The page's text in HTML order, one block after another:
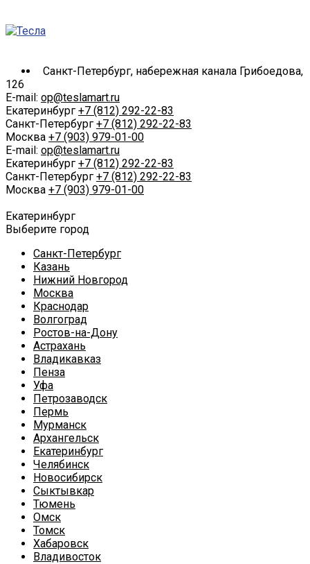
Санкт-Петербург, набережная канала Грибоедова,
126
E-mail: op@teslamart.ru
Екатеринбург +7 (812) 292-22-83
Санкт-Петербург +7 (812) 292-22-83
Москва +7 (903) 979-01-00
E-mail: op@teslamart.ru
Екатеринбург +7 (812) 292-22-83
Санкт-Петербург +7 (812) 292-22-83
Москва +7 (903) 979-01-00
Екатеринбург
Выберите город
Санкт-Петербург
Казань
Нижний Новгород
Москва
Краснодар
Волгоград
Ростов-на-Дону
Астрахань
Владикавказ
Пенза
Уфа
Петрозаводск
Пермь
Мурманск
Архангельск
Екатеринбург
Челябинск
Новосибирск
Сыктывкар
Тюмень
Омск
Томск
Хабаровск
Владивосток